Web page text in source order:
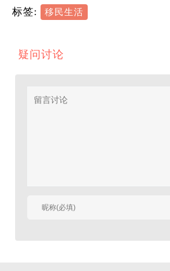
标签: 移民生活
疑问讨论